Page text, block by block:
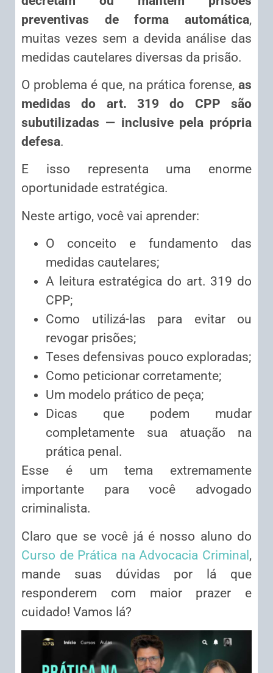
preventivas de forma automática,
muitas vezes sem a devida análise das
medidas cautelares diversas da prisão.
O problema é que, na prática forense, as
medidas do art. 319 do CPP são
subutilizadas — inclusive pela própria
defesa.
E isso representa uma enorme
oportunidade estratégica.
Neste artigo, você vai aprender:
O conceito e fundamento das
medidas cautelares;
A leitura estratégica do art. 319 do
CPP;
Como utilizá-las para evitar ou
revogar prisões;
Teses defensivas pouco exploradas;
Como peticionar corretamente;
Um modelo prático de peça;
Dicas que podem mudar
completamente sua atuação na
prática penal.
Esse é um tema extremamente
importante para você advogado
criminalista.
Claro que se você já é nosso aluno do
Curso de Prática na Advocacia Criminal ,
mande suas dúvidas por lá que
responderem com maior prazer e
cuidado! Vamos lá?